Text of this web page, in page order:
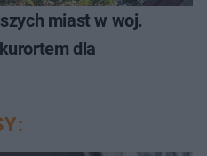
miast w woj.
dla